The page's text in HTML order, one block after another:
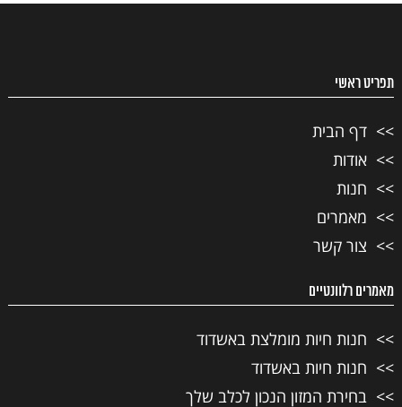
תפריט ראשי
דף הבית
אודות
חנות
מאמרים
צור קשר
מאמרים רלוונטיים
חנות חיות מומלצת באשדוד
חנות חיות באשדוד
בחירת המזון הנכון לכלב שלך